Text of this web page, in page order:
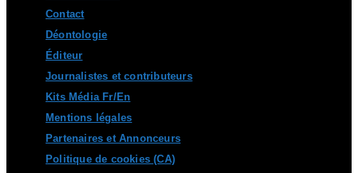
Contact
Déontologie
Éditeur
Journalistes et contributeurs
Kits Média Fr/En
Mentions légales
Partenaires et Annonceurs
Politique de cookies (CA)